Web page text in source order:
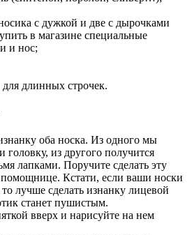
с дужкой и две с дырочками
в магазине специальные
и нос;
длинных строчек.
оба носка. Из одного мы
головку, из другого получится
лапками. Поручите сделать эту
помощнице. Кстати, если ваши носки
лучше сделать изнанку лицевой
станет пушистым.
вверх и нарисуйте на нем